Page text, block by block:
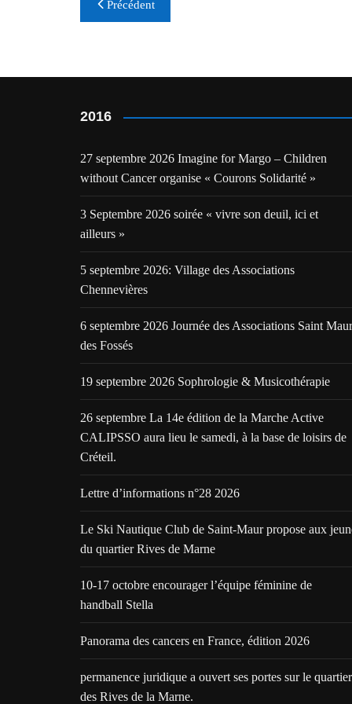
de
Précédent
2016
27 septembre 2026 Imagine for Margo – Children
without Cancer organise « Courons Solidarité »
3 Septembre 2026 soirée « vivre son deuil, ici et
ailleurs »
5 septembre 2026: Village des Associations
Chennevières
6 septembre 2026 Journée des Associations Saint Maur
des Fossés
19 septembre 2026 Sophrologie & Musicothérapie
26 septembre La 14e édition de la Marche Active
CALIPSSO aura lieu le samedi, à la base de loisirs de
Créteil.
Lettre d’informations n°28 2026
Le Ski Nautique Club de Saint-Maur propose aux
du quartier Rives de Marne
10-17 octobre encourager l’équipe féminine de
handball Stella
Panorama des cancers en France, édition 2026
permanence juridique a ouvert ses portes sur le quartier
des Rives de la Marne.